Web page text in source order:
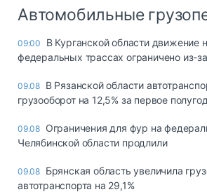
Автомобильные
09:00
В Курганской области движение
федеральных трассах ограничено из-
09.08 В Рязанской области
грузооборот на 12,5% за первое
09.08 Ограничения для фур на
Челябинской области продлили
09.08 Брянская область увеличила
автотранспорта на 29,1%